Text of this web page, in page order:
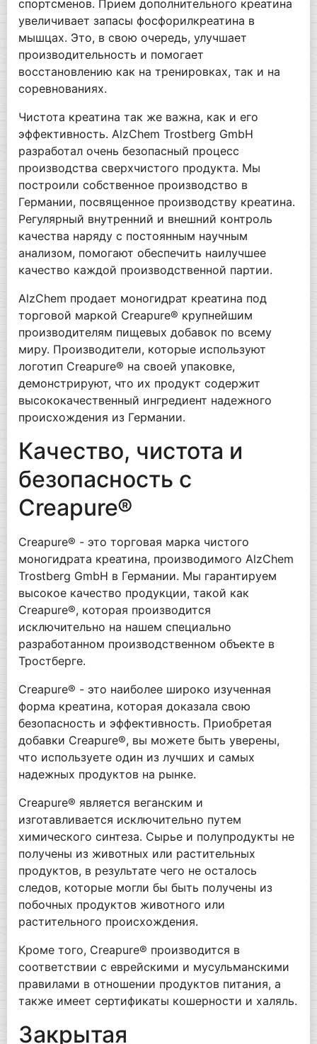
спортсменов. Прием дополнительного креатина
увеличивает запасы фосфорилкреатина в
мышцах. Это, в свою очередь, улучшает
производительность и помогает
восстановлению как на тренировках, так и на
соревнованиях.
Чистота креатина так же важна, как и его
эффективность. AlzChem Trostberg GmbH
разработал очень безопасный процесс
производства сверхчистого продукта. Мы
построили собственное производство в
Германии, посвященное производству креатина.
Регулярный внутренний и внешний контроль
качества наряду с постоянным научным
анализом, помогают обеспечить наилучшее
качество каждой производственной партии.
AlzChem продает моногидрат креатина под
торговой маркой Creapure® крупнейшим
производителям пищевых добавок по всему
миру. Производители, которые используют
логотип Creapure® на своей упаковке,
демонстрируют, что их продукт содержит
высококачественный ингредиент надежного
происхождения из Германии.
Качество, чистота и
безопасность с
Creapure®
Creapure® - это торговая марка чистого
моногидрата креатина, производимого AlzChem
Trostberg GmbH в Германии. Мы гарантируем
высокое качество продукции, такой как
Creapure®, которая производится
исключительно на нашем специально
разработанном производственном объекте в
Тростберге.
Creapure® - это наиболее широко изученная
форма креатина, которая доказала свою
безопасность и эффективность. Приобретая
добавки Creapure®, вы можете быть уверены,
что используете один из лучших и самых
надежных продуктов на рынке.
Creapure® является веганским и
изготавливается исключительно путем
химического синтеза. Сырье и полупродукты не
получены из животных или растительных
продуктов, в результате чего не осталось
следов, которые могли бы быть получены из
побочных продуктов животного или
растительного происхождения.
Кроме того, Creapure® производится в
соответствии с еврейскими и мусульманскими
правилами в отношении продуктов питания, а
также имеет сертификаты кошерности и халяль.
Закрытая